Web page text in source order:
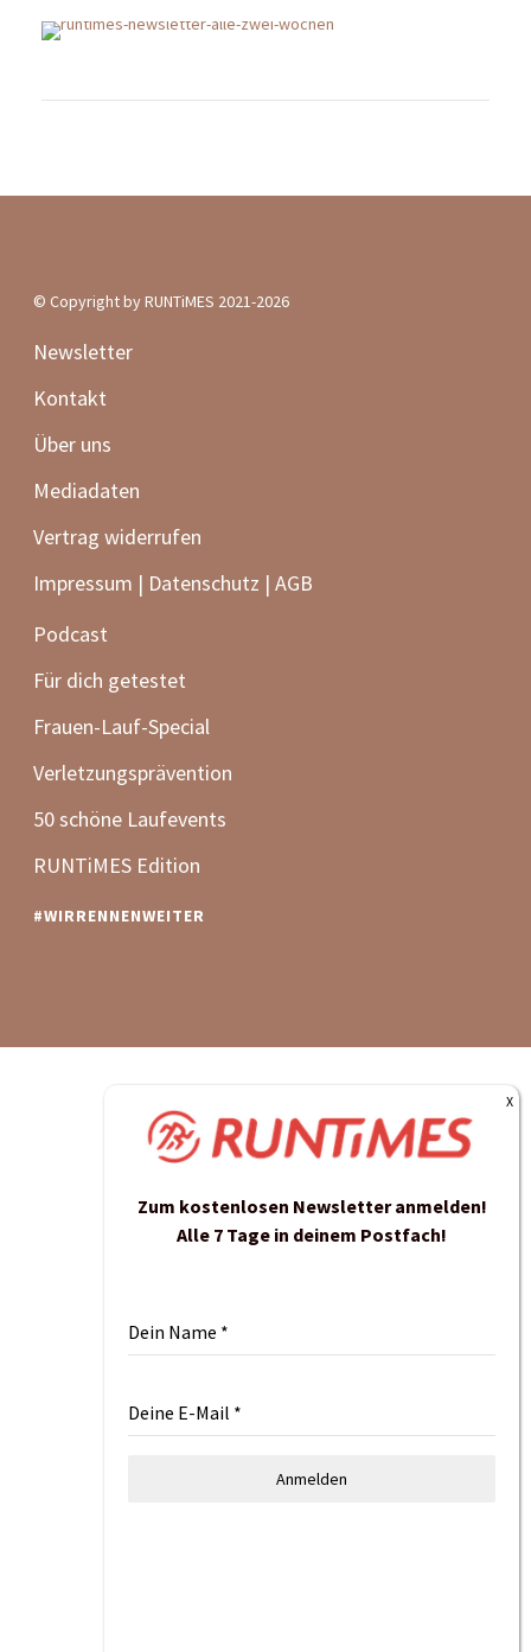
© Copyright by RUNTiMES 2021-2026
Newsletter
Kontakt
Über uns
Mediadaten
Vertrag widerrufen
Impressum | Datenschutz | AGB
Podcast
Für dich getestet
Frauen-Lauf-Special
Verletzungsprävention
50 schöne Laufevents
RUNTiMES Edition
#WIRRENNENWEITER
Zum kostenlosen Newsletter anmelden!
Alle 7 Tage in deinem Postfach!
Dein Name *
Deine E-Mail *
Anmelden